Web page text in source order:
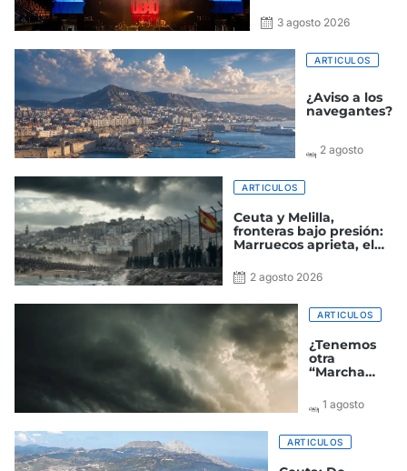
3 agosto 2026
ARTICULOS
¿Aviso a los
navegantes?
2 agosto
ARTICULOS
Ceuta y Melilla,
fronteras bajo presión:
Marruecos aprieta, el
España paga el precio
2 agosto 2026
ARTICULOS
¿Tenemos
otra
“Marcha
vista?
1 agosto
ARTICULOS